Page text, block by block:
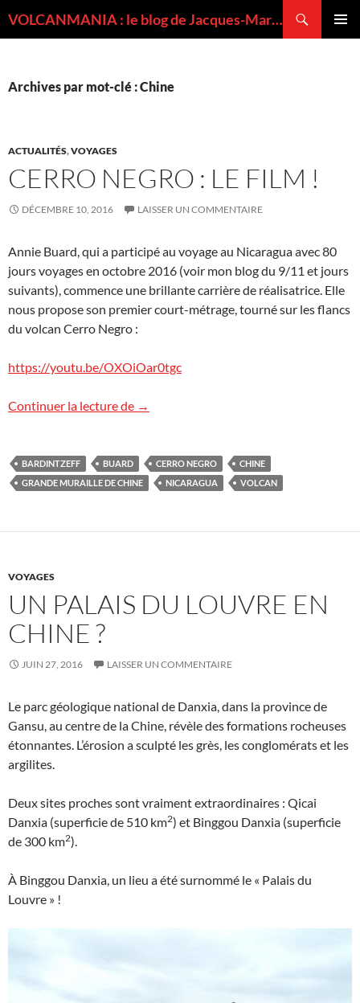
VOLCANMANIA : le blog de Jacques-Marie BARDINTZEFF, volcanologue
Archives par mot-clé : Chine
ACTUALITÉS,VOYAGES
CERRO NEGRO : LE FILM !
DÉCEMBRE 10, 2016 LAISSER UN COMMENTAIRE
Annie Buard, qui a participé au voyage au Nicaragua avec 80
jours voyages en octobre 2016 (voir mon blog du 9/11 et jours
suivants), commence une brillante carrière de réalisatrice. Elle
nous propose son premier court-métrage, tourné sur les flancs
du volcan Cerro Negro :
https://youtu.be/OXOiOar0tgc
Continuer la lecture de Cerro Negro : le film !
→
BARDINTZEFF BUARD CERRO NEGRO
CHINE
GRANDE MURAILLE DE CHINE
NICARAGUA VOLCAN
VOYAGES
UN PALAIS DU LOUVRE EN
CHINE ?
JUIN 27, 2016 LAISSER UN COMMENTAIRE
Le parc géologique national de Danxia, dans la province de
Gansu, au centre de la Chine, révèle des formations rocheuses
étonnantes. L’érosion a sculpté les grès, les conglomérats et les
argilites.
Deux sites proches sont vraiment extraordinaires : Qicai
Danxia (superficie de 510 km2) et Binggou Danxia (superficie
de 300 km2).
À Binggou Danxia, un lieu a été surnommé le « Palais du
Louvre » !